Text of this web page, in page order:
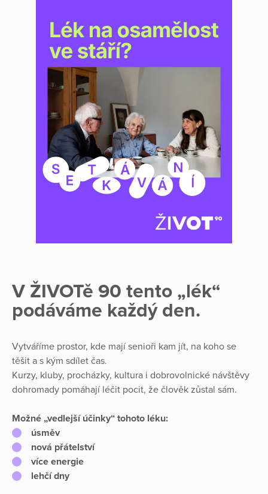
V ŽIVOTě 90 tento „lék“
podáváme každý den.
Vytváříme prostor, kde mají senioři kam jít, na koho se
těšit a s kým sdílet čas.
Kurzy, kluby, procházky, kultura i dobrovolnické návštěvy
dohromady pomáhají léčit pocit, že člověk zůstal sám.
Možné „vedlejší účinky“ tohoto léku:
úsměv
nová přátelství
více energie
lehčí dny